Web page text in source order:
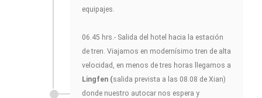
equipajes.
06.45 hrs.- Salida del hotel hacia la estación
de tren. Viajamos en modernísimo tren de alta
velocidad, en menos de tres horas llegamos a
Lingfen (salida prevista a las 08.08 de Xian)
donde nuestro autocar nos espera y